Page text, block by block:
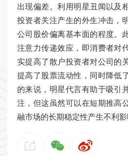
出现偏差。利用明星丑闻以及
投资者关注产生的外生冲击，
公司股价偏离基本面的程度。
注意力传递效应，即消费者对
实提高了散户投资者对公司的
提高了股票流动性，同时降低
的来说，明星代言有助于吸引
注，但这虽然可以在短期推高
融市场的长期稳定性产生不利影